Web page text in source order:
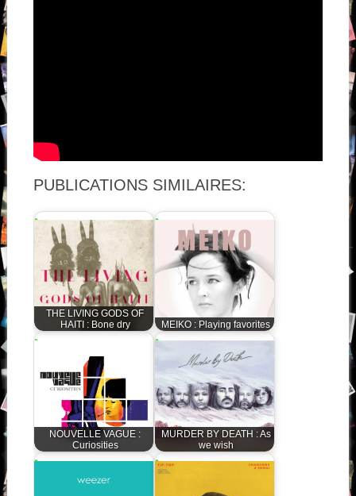
PUBLICATIONS SIMILAIRES:
THE LIVING GODS OF
HAITI : Bone dry
MEIKO : Playing favorites
NOUVELLE VAGUE :
Curiosities
MURDER BY DEATH : As
we wish